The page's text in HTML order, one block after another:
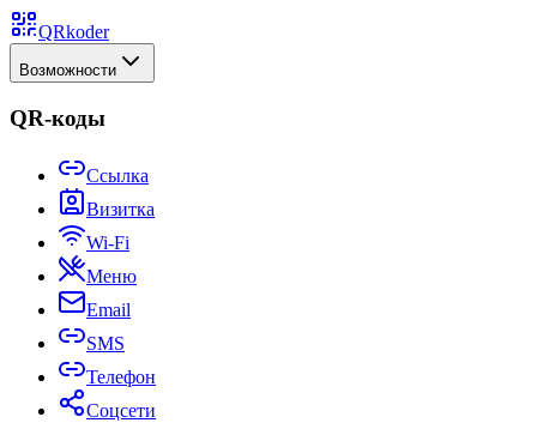
QRkoder
Возможности
QR-коды
Ссылка
Визитка
Wi-Fi
Меню
Email
SMS
Телефон
Соцсети